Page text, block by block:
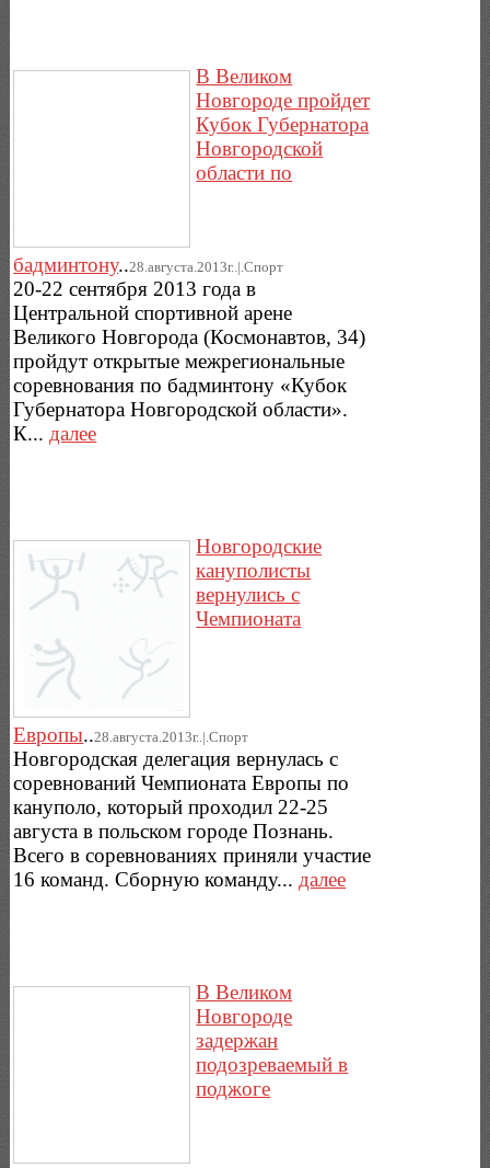
В Великом
Новгороде пройдет
Кубок Губернатора
Новгородской
области по
бадминтону..28.августа.2013г..|.Спорт
20-22 сентября 2013 года в
Центральной спортивной арене
Великого Новгорода (Космонавтов, 34)
пройдут открытые межрегиональные
соревнования по бадминтону «Кубок
Губернатора Новгородской области».
К... далее
Новгородские
кануполисты
вернулись с
Чемпионата
Европы..28.августа.2013г..|.Спорт
Новгородская делегация вернулась с
соревнований Чемпионата Европы по
кануполо, который проходил 22-25
августа в польском городе Познань.
Всего в соревнованиях приняли участие
16 команд. Сборную команду... далее
В Великом
Новгороде
задержан
подозреваемый в
поджоге